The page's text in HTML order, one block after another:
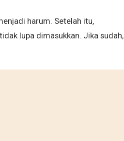
harum. Setelah itu,
lupa dimasukkan. Jika sudah,